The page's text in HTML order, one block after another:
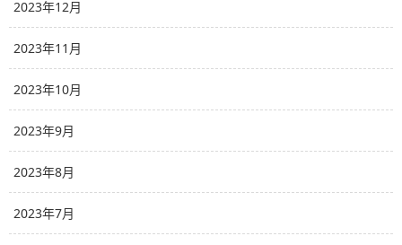
2023年12月
2023年11月
2023年10月
2023年9月
2023年8月
2023年7月